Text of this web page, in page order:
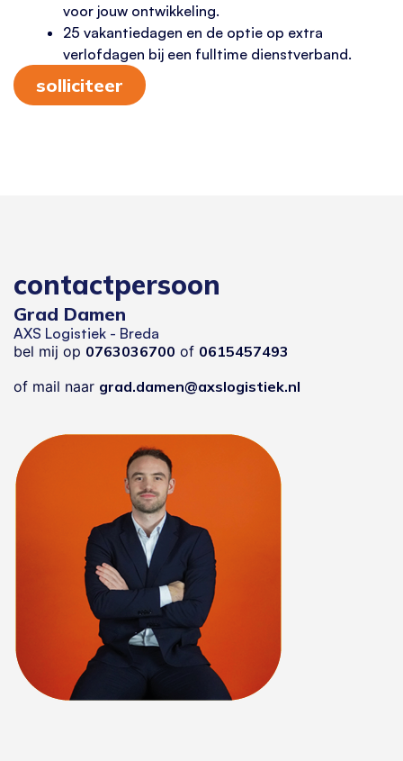
voor jouw ontwikkeling.
25 vakantiedagen en de optie op extra
verlofdagen bij een fulltime dienstverband.
solliciteer
contactpersoon
Grad Damen
AXS Logistiek - Breda
bel mij op 0763036700 of 0615457493
of mail naar grad.damen@axslogistiek.nl